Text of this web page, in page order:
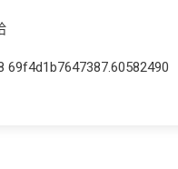
69f4d1b7647387.60582490